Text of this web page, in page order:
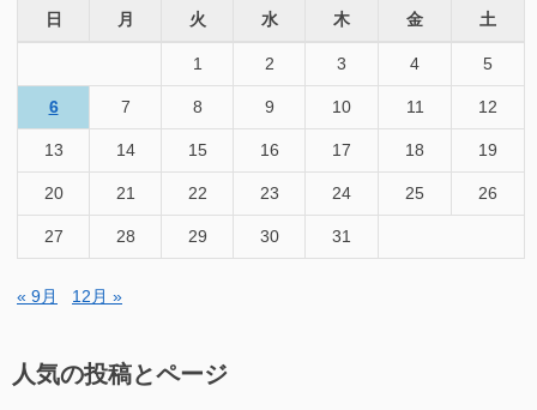
日 月 火 水 木 金 土
1 2 3 4 5
6 7 8 9 10 11 12
13 14 15 16 17 18 19
20 21 22 23 24 25 26
27 28 29 30 31
« 9月 12月 »
人気の投稿とページ